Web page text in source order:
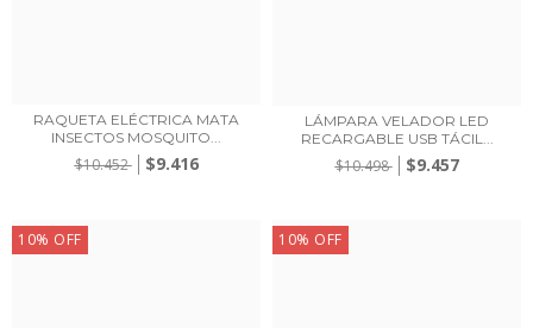
RAQUETA ELÉCTRICA MATA
INSECTOS MOSQUITO...
$10.452 $9.416
LÁMPARA VELADOR LED
RECARGABLE USB TÁCIL...
$10.498 $9.457
10% OFF 10% OFF